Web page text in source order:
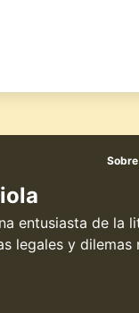
entusiasta de la
legales y